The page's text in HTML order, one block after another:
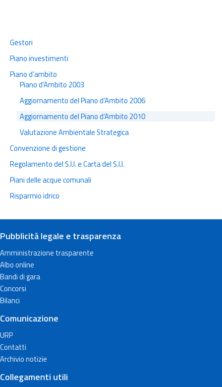
Gestori
Piano investimenti
Piano d’ambito
Piano d’Ambito 2003
Aggiornamento del Piano d’Ambito 2006
Aggiornamento del Piano d’Ambito 2010
Valutazione Ambientale Strategica
Convenzione di gestione
Regolamento del S.I.I. e Carta del S.I.I.
Piani delle acque comunali
Risparmio idrico
Pubblicità legale e trasparenza
Amministrazione trasparente
Albo online
Bandi di gara
Concorsi
Bilanci
Comunicazione
URP
Contatti
Archivio notizie
Collegamenti utili